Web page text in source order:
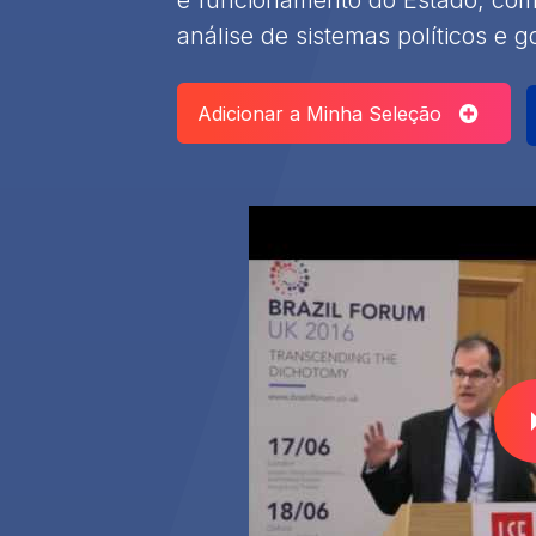
análise de sistemas políticos e
Adicionar a Minha Seleção